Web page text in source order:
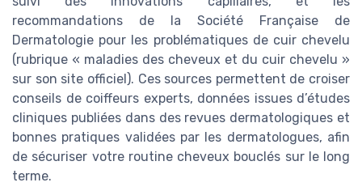
recommandations de la Société Française de
Dermatologie pour les problématiques de cuir chevelu
(rubrique « maladies des cheveux et du cuir chevelu »
sur son site officiel). Ces sources permettent de croiser
conseils de coiffeurs experts, données issues d’études
cliniques publiées dans des revues dermatologiques et
bonnes pratiques validées par les dermatologues, afin
de sécuriser votre routine cheveux bouclés sur le long
terme.